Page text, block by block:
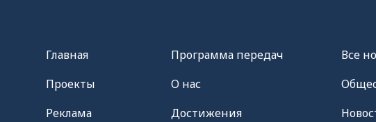
Главная
Проекты
Реклама
Программа передач
О нас
Достижения
Все